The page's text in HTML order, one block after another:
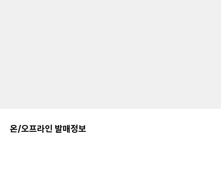
온/오프라인 발매정보